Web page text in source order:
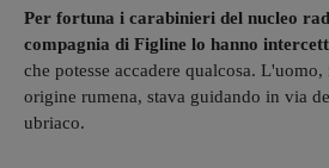
Per fortuna i carabinieri del nucleo
compagnia di Figline lo hanno
che potesse accadere qualcosa.
origine rumena, stava guidando in via
ubriaco.